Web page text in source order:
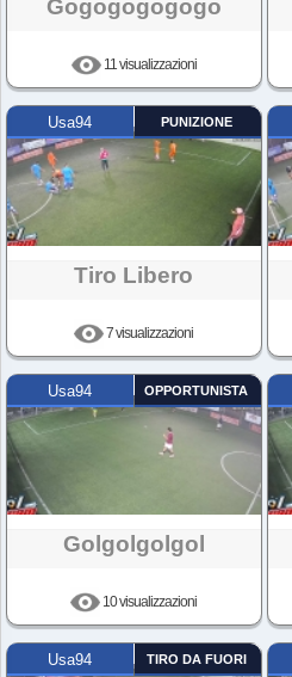
Gogogogogogo
11 visualizzazioni
Usa94 PUNIZIONE
Tiro Libero
7 visualizzazioni
Usa94 OPPORTUNISTA
Golgolgolgol
10 visualizzazioni
Usa94 TIRO DA FUORI